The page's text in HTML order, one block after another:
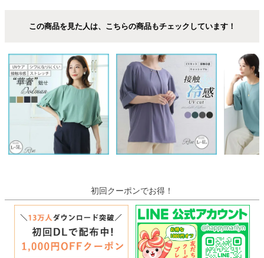
この商品を見た人は、こちらの商品もチェックしています！
初回クーポンでお得！